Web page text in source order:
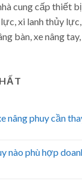
cung cấp thiết
xi lanh thủy
bàn, xe nâng
nâng phuy cần
nào phù hợp